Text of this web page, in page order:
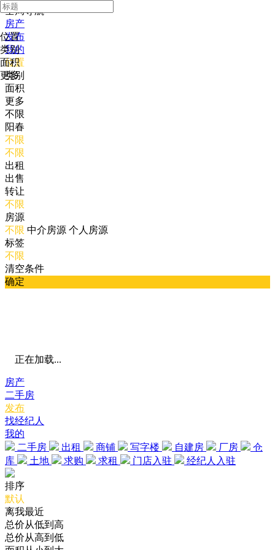
全局导航
房产
发布
我的
位置
类别
面积
更多
位置
类别
面积
更多
不限
阳春
不限
不限
出租
出售
转让
不限
房源
不限 中介房源 个人房源
标签
不限
清空条件
确定
正在加载...
房产
二手房
发布
找经纪人
我的
二手房
出租 商铺 写字楼 自建房 厂房
仓
库
土地 求购 求租 门店入驻 经纪人入驻
排序
默认
离我最近
总价从低到高
总价从高到低